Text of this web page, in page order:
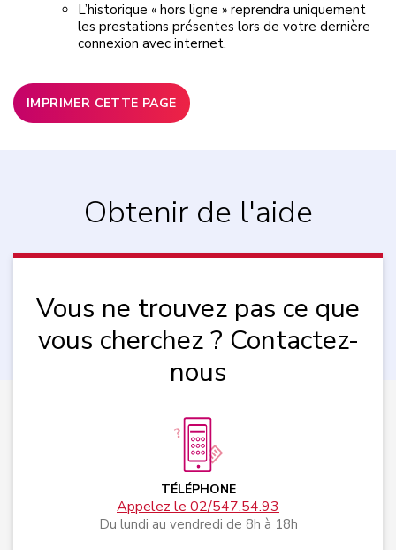
L’historique « hors ligne » reprendra uniquement
les prestations présentes lors de votre dernière
connexion avec internet.
IMPRIMER CETTE PAGE
Obtenir de l'aide
Vous ne trouvez pas ce que
vous cherchez ? Contactez-
nous
TÉLÉPHONE
Appelez le 02/547.54.93
Du lundi au vendredi de 8h à 18h